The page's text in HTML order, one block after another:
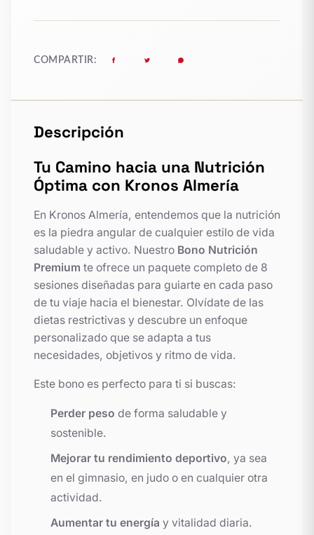
COMPARTIR:
Descripción
Tu Camino hacia una Nutrición
Óptima con Kronos Almería
En Kronos Almería, entendemos que la nutrición
es la piedra angular de cualquier estilo de vida
saludable y activo. Nuestro Bono Nutrición
Premium te ofrece un paquete completo de 8
sesiones diseñadas para guiarte en cada paso
de tu viaje hacia el bienestar. Olvídate de las
dietas restrictivas y descubre un enfoque
personalizado que se adapta a tus
necesidades, objetivos y ritmo de vida.
Este bono es perfecto para ti si buscas:
Perder peso de forma saludable y
sostenible.
Mejorar tu rendimiento deportivo, ya sea
en el gimnasio, en judo o en cualquier otra
actividad.
Aumentar tu energía y vitalidad diaria.